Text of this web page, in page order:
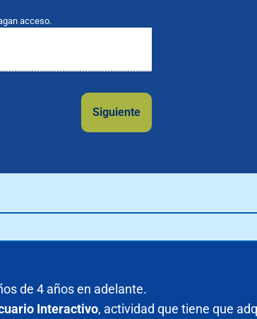
acceso.
Siguiente
de 4 años en adelante.
Interactivo, actividad que tiene que